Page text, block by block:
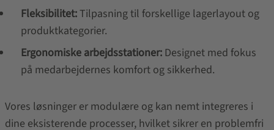
Fleksibilitet:Tilpasning til forskellige lagerlayout og
produktkategorier.
Ergonomiske arbejdsstationer:Designet med fokus
på medarbejdernes komfort og sikkerhed.
Vores løsninger er modulære og kan nemt integreres i
dine eksisterende processer, hvilket sikrer en problemfri